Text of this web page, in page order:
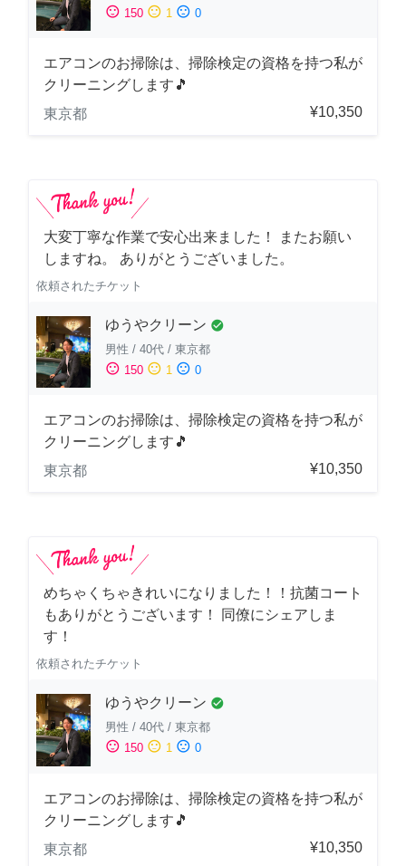
sentiment_satisfied 150 sentiment_neutral 1 sentiment_dissatisfied 0
エアコンのお掃除は、掃除検定の資格を持つ私が
クリーニングします🎵
東京都
¥10,350
大変丁寧な作業で安心出来ました！ またお願い
しますね。 ありがとうございました。
依頼されたチケット
ゆうやクリーン check_circle
男性 / 40代 / 東京都
sentiment_satisfied 150 sentiment_neutral 1 sentiment_dissatisfied 0
エアコンのお掃除は、掃除検定の資格を持つ私が
クリーニングします🎵
東京都
¥10,350
めちゃくちゃきれいになりました！！抗菌コート
もありがとうございます！ 同僚にシェアしま
す！
依頼されたチケット
ゆうやクリーン check_circle
男性 / 40代 / 東京都
sentiment_satisfied 150 sentiment_neutral 1 sentiment_dissatisfied 0
エアコンのお掃除は、掃除検定の資格を持つ私が
クリーニングします🎵
東京都
¥10,350